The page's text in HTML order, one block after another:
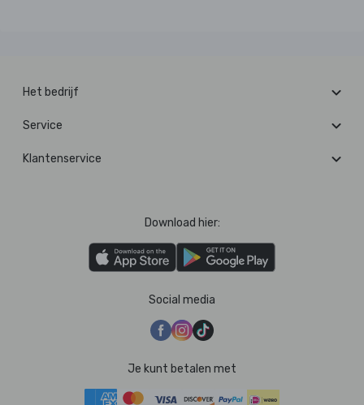
Het bedrijf
Service
Klantenservice
Download hier:
Social media
Je kunt betalen met